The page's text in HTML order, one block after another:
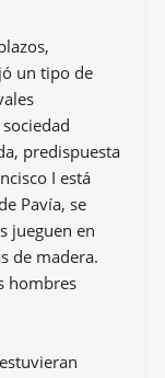
un tipo de
predispuesta
I está
Pavía, se
jueguen en
de madera.
hombres